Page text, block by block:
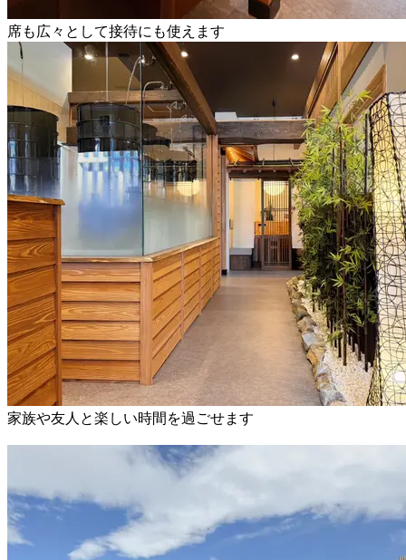
席も広々として接待にも使えます
家族や友人と楽しい時間を過ごせます